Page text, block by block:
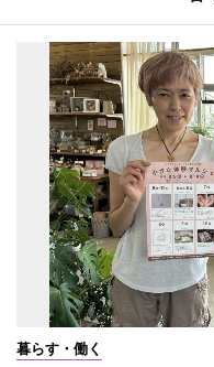
暮らす・働く